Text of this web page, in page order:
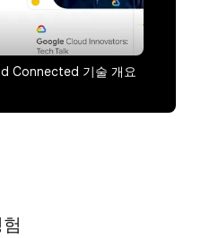
Connected 기술 개요